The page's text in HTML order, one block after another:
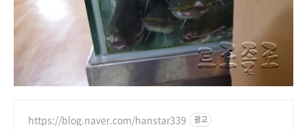
https://blog.naver.com/hanstar339 광고